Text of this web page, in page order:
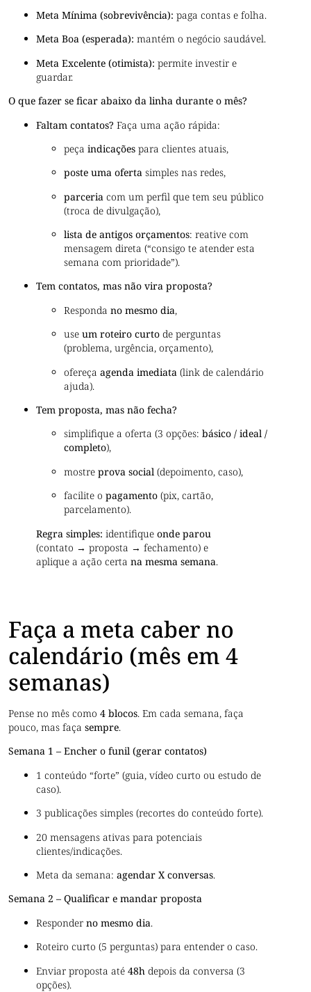
Meta Mínima (sobrevivência): paga contas e folha.
Meta Boa (esperada): mantém o negócio saudável.
Meta Excelente (otimista): permite investir e
guardar.
O que fazer se ficar abaixo da linha durante o mês?
Faltam contatos? Faça uma ação rápida:
peçaindicações para clientes atuais,
poste uma oferta simples nas redes,
parceria com um perfil que tem seu público
(troca de divulgação),
lista de antigos orçamentos: reative com
mensagem direta (“consigo te atender esta
semana com prioridade”).
Tem contatos, mas não vira proposta?
Respondano mesmo dia,
useum roteiro curto de perguntas
(problema, urgência, orçamento),
ofereçaagenda imediata (link de calendário
ajuda).
Tem proposta, mas não fecha?
simplifique a oferta (3 opções:básico / ideal /
completo),
mostreprova social (depoimento, caso),
facilite opagamento (pix, cartão,
parcelamento).
Regra simples: identifiqueonde parou
(contato → proposta → fechamento) e
aplique a ação certana mesma semana.
Faça a meta caber no
calendário (mês em 4
semanas)
Pense no mês como4 blocos. Em cada semana, faça
pouco, mas façasempre.
Semana 1 – Encher o funil (gerar contatos)
1 conteúdo “forte” (guia, vídeo curto ou estudo de
caso).
3 publicações simples (recortes do conteúdo forte).
20 mensagens ativas para potenciais
clientes/indicações.
Meta da semana:agendar X conversas.
Semana 2 – Qualificar e mandar proposta
Responderno mesmo dia.
Roteiro curto (5 perguntas) para entender o caso.
Enviar proposta até48h depois da conversa (3
opções).